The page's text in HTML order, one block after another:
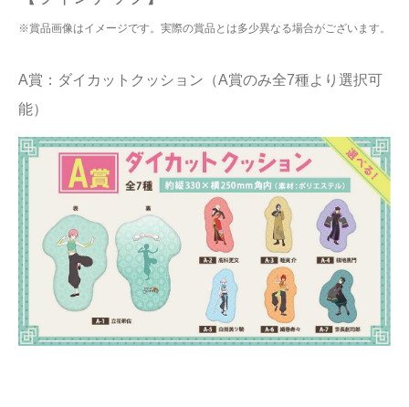
※賞品画像はイメージです。実際の賞品とは多少異なる場合がございます。
A賞：ダイカットクッション（A賞のみ全7種より選択可
能）